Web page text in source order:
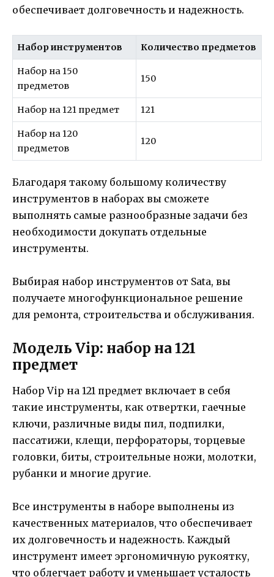
обеспечивает долговечность и надежность.
Набор инструментов Количество предметов
Набор на 150
предметов
150
Набор на 121 предмет 121
Набор на 120
предметов
120
Благодаря такому большому количеству
инструментов в наборах вы сможете
выполнять самые разнообразные задачи без
необходимости докупать отдельные
инструменты.
Выбирая набор инструментов от Sata, вы
получаете многофункциональное решение
для ремонта, строительства и обслуживания.
Модель Vip: набор на 121
предмет
Набор Vip на 121 предмет включает в себя
такие инструменты, как отвертки, гаечные
ключи, различные виды пил, подпилки,
пассатижи, клещи, перфораторы, торцевые
головки, биты, строительные ножи, молотки,
рубанки и многие другие.
Все инструменты в наборе выполнены из
качественных материалов, что обеспечивает
их долговечность и надежность. Каждый
инструмент имеет эргономичную рукоятку,
что облегчает работу и уменьшает усталость